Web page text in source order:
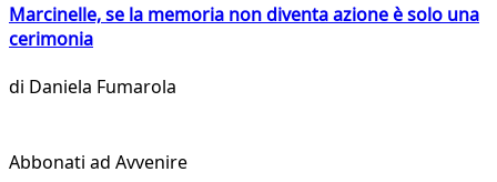
Marcinelle, se la memoria non diventa azione è solo una
cerimonia
di Daniela Fumarola
Abbonati ad Avvenire